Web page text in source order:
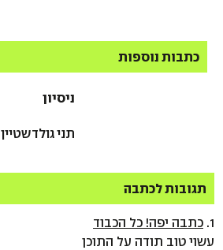
כתבות נוספות
ניסיון
תני גולדשטיין
תגובות לכתבה
1. כתבה יפה! כל הכבוד
עשוי טוב תודה על התוכן